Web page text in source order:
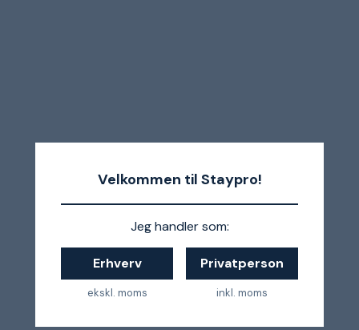
Velkommen til Staypro!
Jeg handler som:
Erhverv
ekskl. moms
Privatperson
inkl. moms